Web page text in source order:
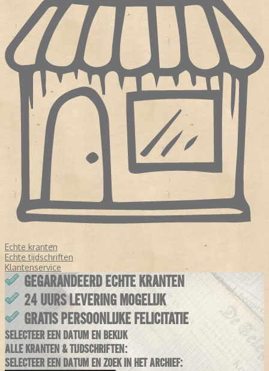
Echte kranten
Echte tijdschriften
Klantenservice
GEGARANDEERD ECHTE KRANTEN
24 UURS LEVERING MOGELIJK
GRATIS PERSOONLIJKE FELICITATIE
SELECTEER EEN DATUM EN BEKIJK
ALLE KRANTEN & TIJDSCHRIFTEN:
SELECTEER EEN DATUM EN ZOEK IN HET ARCHIEF: